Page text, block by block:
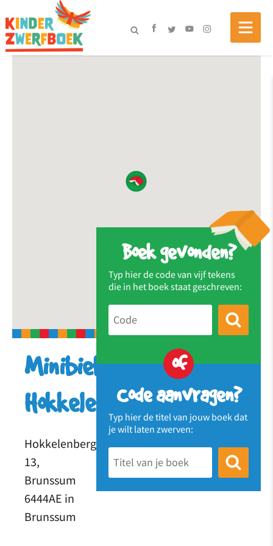
Boek gevonden?
Typ hier de code van vijf tekens
die in het boek staat geschreven:
of
Code aanvragen?
Typ hier de titel van jouw boek dat
je wilt laten zwerven:
Minibieb
Hokkelenberg
Hokkelenbergstraat
13,
Brunssum
6444AE in
Brunssum